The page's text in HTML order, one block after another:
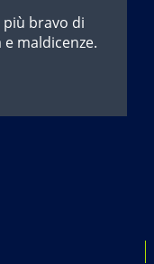
bravo di
maldicenze.